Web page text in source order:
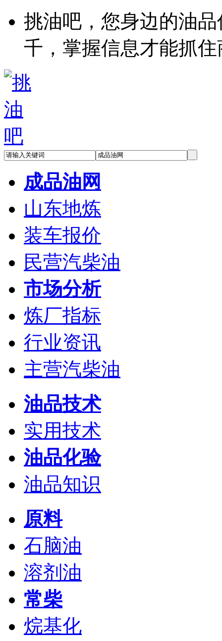
挑油吧，您身边的油
千，掌握信息才能抓
成品油网
山东地炼
装车报价
民营汽柴油
市场分析
炼厂指标
行业资讯
主营汽柴油
油品技术
实用技术
油品化验
油品知识
原料
石脑油
溶剂油
常柴
烷基化